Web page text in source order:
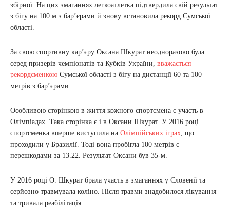
збірної. На цих змаганнях легкоатлетка підтвердила свій результат
з бігу на 100 м з бар’єрами й знову встановила рекорд Сумської
області.
За свою спортивну кар’єру Оксана Шкурат неодноразово була
серед призерів чемпіонатів та Кубків України, вважається
рекордсменкою Сумської області з бігу на дистанції 60 та 100
метрів з бар’єрами.
Особливою сторінкою в життя кожного спортсмена є участь в
Олімпіадах. Така сторінка є і в Оксани Шкурат. У 2016 році
спортсменка вперше виступила на Олімпійських іграх, що
проходили у Бразилії. Тоді вона пробігла 100 метрів с
перешкодами за 13.22. Результат Оксани був 35-м.
У 2016 році О. Шкурат брала участь в змаганнях у Словенії та
серйозно травмувала коліно. Після травми знадобилося лікування
та тривала реабілітація.